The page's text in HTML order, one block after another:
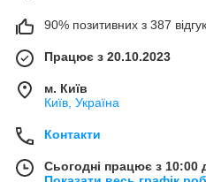
90% позитивних з 387
Працює з 20.10.2023
м. Київ
Київ, Україна
Контакти
Сьогодні працює з 10:00